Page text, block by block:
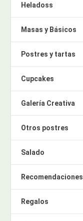
Heladoss
Masas y Básicos
Postres y tartas
Cupcakes
Galería Creativa
Otros postres
Salado
Recomendaciones
Regalos